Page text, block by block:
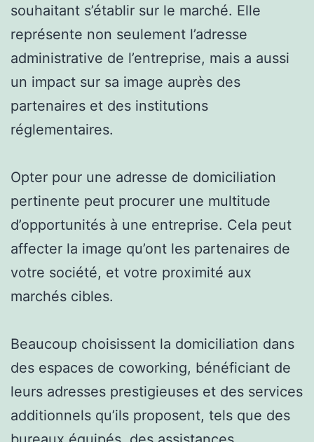
souhaitant s’établir sur le marché. Elle
représente non seulement l’adresse
administrative de l’entreprise, mais a aussi
un impact sur sa image auprès des
partenaires et des institutions
réglementaires.
Opter pour une adresse de domiciliation
pertinente peut procurer une multitude
d’opportunités à une entreprise. Cela peut
affecter la image qu’ont les partenaires de
votre société, et votre proximité aux
marchés cibles.
Beaucoup choisissent la domiciliation dans
des espaces de coworking, bénéficiant de
leurs adresses prestigieuses et des services
additionnels qu’ils proposent, tels que des